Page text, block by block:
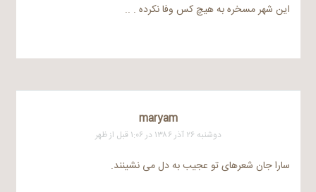
این شهر مسخره به هیچ کس وفا نکرده . ..
maryam
دوشنبه ۲۶ آذر ۱۳۸۶ در ۱:۰۶ قبل از ظهر
سارا جان شعرهای تو عجیب به دل می نشینند.